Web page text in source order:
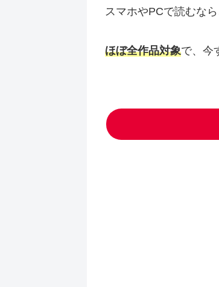
スマホやPCで読むな
ほぼ全作品対象で、今